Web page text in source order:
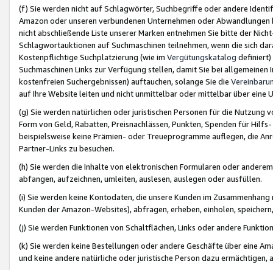
(f) Sie werden nicht auf Schlagwörter, Suchbegriffe oder andere
Amazon oder unseren verbundenen Unternehmen oder
nicht abschließende Liste unserer Marken entnehmen Sie bitte der
Schlagwortauktionen auf Suchmaschinen teilnehmen, wenn die sich
Kostenpflichtige Suchplatzierung (wie im Vergütungskatalog definiert)
Suchmaschinen Links zur Verfügung stellen, damit Sie bei
kostenfreien Suchergebnissen) auftauchen, solange Sie die
auf Ihre Website leiten und nicht unmittelbar oder mittelbar über eine
(g) Sie werden natürlichen oder juristischen Personen für die Nutzung
Form von Geld, Rabatten, Preisnachlässen, Punkten, Spenden für
beispielsweise keine Prämien- oder Treueprogramme auflegen, die
Partner-Links zu besuchen.
(h) Sie werden die Inhalte von elektronischen Formularen oder
abfangen, aufzeichnen, umleiten, auslesen, auslegen oder ausfüllen.
(i) Sie werden keine Kontodaten, die unsere Kunden im
Kunden der Amazon-Websites), abfragen, erheben, einholen,
(j) Sie werden Funktionen von Schaltflächen, Links oder andere
(k) Sie werden keine Bestellungen oder andere Geschäfte über eine
und keine andere natürliche oder juristische Person dazu